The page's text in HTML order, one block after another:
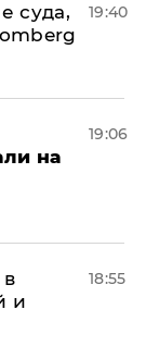
суда,
19:40
на
19:06
и
18:55